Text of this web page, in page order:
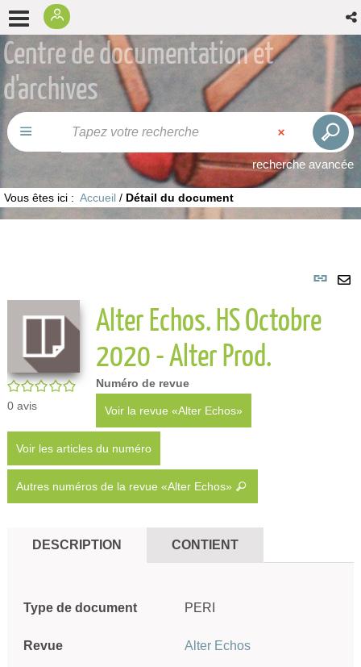
Centre de documentation et
d'archives
recherche avancée
Vous êtes ici : Accueil / Détail du document
/5
0 avis
Alter Echos. HS Octobre
2020 - Alter Prod.
Numéro de revue
Voir la revue «Alter Echos»
Voir les articles du numéro
Autres numéros de la revue «Alter Echos»
DESCRIPTION CONTIENT
Type de document PERI
Revue Alter Echos